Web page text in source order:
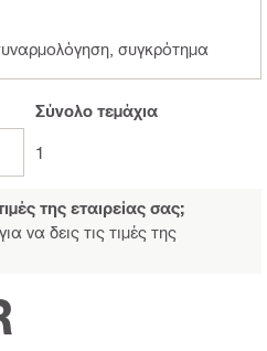
συγκρότημα
Σύνολοτεμάχια
1
της εταιρείας σας;
για να δεις τις τιμές της